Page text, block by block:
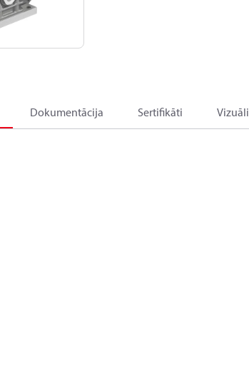
Dokumentācija Sertifikāti